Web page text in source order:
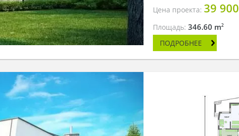
Цена проекта: 39 900
Площадь:346.60 m2
ПОДРОБНЕЕ